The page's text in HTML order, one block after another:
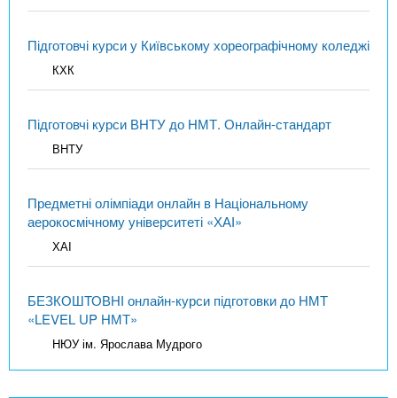
Підготовчі курси у Київському хореографічному коледжі
КХК
Підготовчі курси ВНТУ до НМТ. Онлайн-стандарт
ВНТУ
Предметні олімпіади онлайн в Національному
аерокосмічному університеті «ХАІ»
ХАІ
БЕЗКОШТОВНІ онлайн-курси підготовки до НМТ
«LEVEL UP НМТ»
НЮУ ім. Ярослава Мудрого